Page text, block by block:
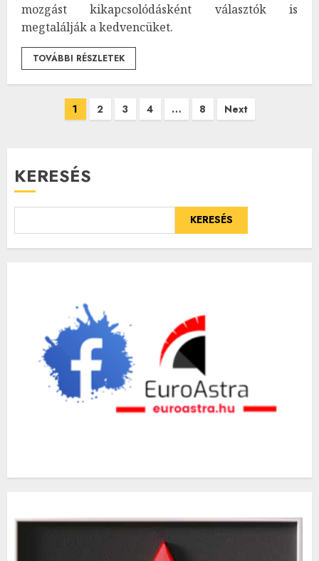
mozgást kikapcsolódásként választók is
megtalálják a kedvencüket.
TOVÁBBI RÉSZLETEK
Bejegyzések
1 2 3 4 … 8 Next
KERESÉS
KERESÉS